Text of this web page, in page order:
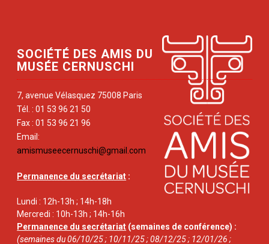
SOCIÉTÉ DES AMIS DU
MUSÉE CERNUSCHI
7, avenue Vélasquez 75008 Paris
Tél. : 01 53 96 21 50
Fax : 01 53 96 21 96
Email:
amismuseecernuschi@gmail.com
Permanence du secrétariat :
Lundi : 12h-13h ; 14h-18h
Mercredi : 10h-13h ; 14h-16h
Permanence du secrétariat (semaines de conférence) :
(semaines du 06/10/25 ; 10/11/25 ; 08/12/25 ; 12/01/26 ;